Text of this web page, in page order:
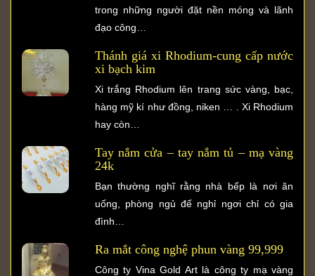
trong những người đặt nền móng và lãnh
đạo công…
Thánh giá xi Rhodium-cung cấp nước
xi bạch kim
Xi trắng Rhodium lên trang sức vàng, bạc,
hàng mỹ kí như đồng, niken … . Xi Rhodium
hay còn…
Tay nắm cửa – tay nắm tủ – mạ vàng
24k
Bạn thường nghĩ rằng nhà bếp là nơi ăn
uống, phòng ngủ để nghỉ ngơi chỉ có gia
đình…
Ra mắt công nghệ phun vàng 99,999
Công ty Vina Gold Art là công ty mạ vàng